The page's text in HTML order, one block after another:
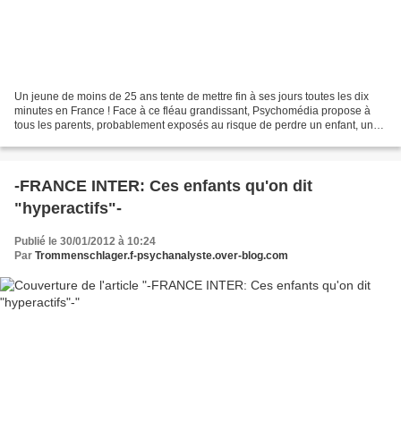
Un jeune de moins de 25 ans tente de mettre fin à ses jours toutes les dix
minutes en France ! Face à ce fléau grandissant, Psychomédia propose à
tous les parents, probablement exposés au risque de perdre un enfant, un
-FRANCE INTER: Ces enfants qu'on dit
"hyperactifs"-
Publié le 30/01/2012 à 10:24
Par Trommenschlager.f-psychanalyste.over-blog.com